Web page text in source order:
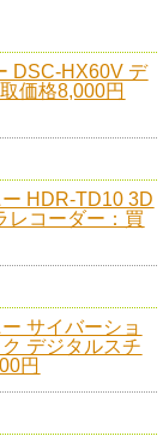
DSC-HX60V デ
価格8,000円
ー HDR-TD10 3D
レコーダー：買
サイバーショ
デジタルスチ
円